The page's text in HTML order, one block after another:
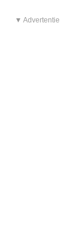
▼ Advertentie